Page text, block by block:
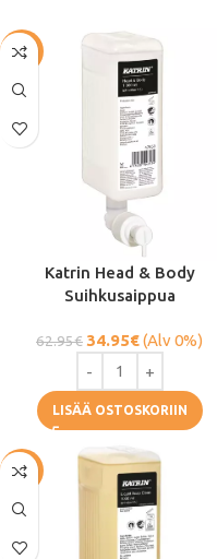
-44%
Katrin Head & Body
Suihkusaippua
62.95€ 34.95€(Alv 0%)
LISÄÄ OSTOSKORIIN
-45%